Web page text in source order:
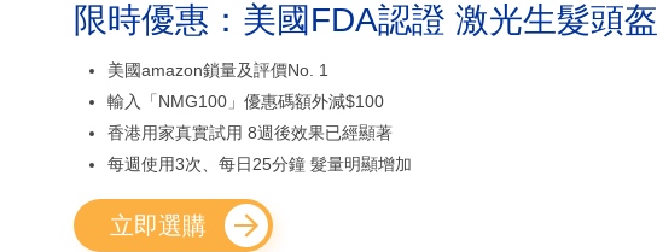
限時優惠：美國FDA認證 激光生髮頭盔
美國amazon鎖量及評價No. 1
輸入「NMG100」優惠碼額外減$100
香港用家真實試用 8週後效果已經顯著
每週使用3次、每日25分鐘 髮量明顯增加
立即選購